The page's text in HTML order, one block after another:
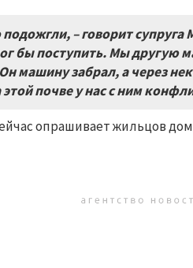
– говорит супруга
бы поступить. Мы другую
машину забрал, а через
почве у нас с ним
опрашивает жильцов